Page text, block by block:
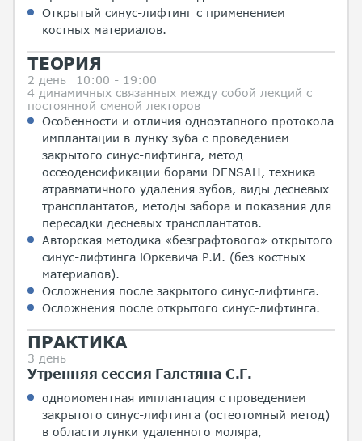
Открытый синус-лифтинг с применением
костных материалов.
ТЕОРИЯ
2 день
10:00 - 19:00
4 динамичных связанных между собой лекций с
постоянной сменой лекторов
Особенности и отличия одноэтапного протокола
имплантации в лунку зуба с проведением
закрытого синус-лифтинга, метод
оссеоденсификации борами DENSAH, техника
атравматичного удаления зубов, виды десневых
трансплантатов, методы забора и показания для
пересадки десневых трансплантатов.
Авторская методика «безграфтового» открытого
синус-лифтинга Юркевича Р.И. (без костных
материалов).
Осложнения после закрытого синус-лифтинга.
Осложнения после открытого синус-лифтинга.
ПРАКТИКА
3 день
Утренняя сессия Галстяна С.Г.
одномоментная имплантация с проведением
закрытого синус-лифтинга (остеотомный метод)
в области лунки удаленного моляра,